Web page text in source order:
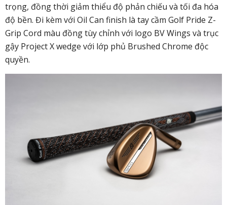
trọng, đồng thời giảm thiểu độ phản chiếu và tối đa hóa
độ bền. Đi kèm với Oil Can finish là tay cầm Golf Pride Z-
Grip Cord màu đồng tùy chỉnh với logo BV Wings và trục
gậy Project X wedge với lớp phủ Brushed Chrome độc
quyền.